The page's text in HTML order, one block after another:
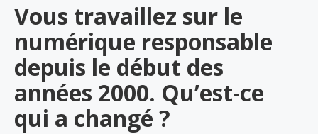
Vous travaillez sur le
numérique responsable
depuis le début des
années 2000. Qu’est-ce
qui a changé ?